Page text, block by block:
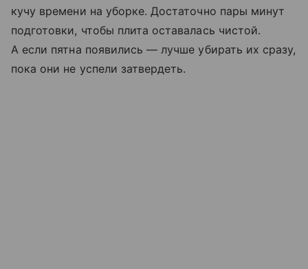
кучу времени на уборке. Достаточно пары минут
подготовки, чтобы плита оставалась чистой.
А если пятна появились — лучше убирать их сразу,
пока они не успели затвердеть.